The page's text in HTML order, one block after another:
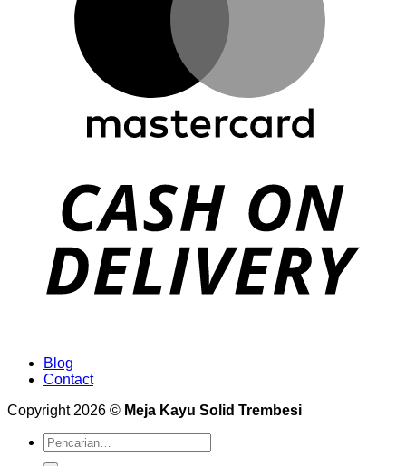
Blog
Contact
Copyright 2026 © Meja Kayu Solid Trembesi
Pencarian
untuk: